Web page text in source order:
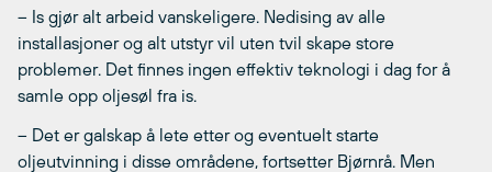
– Is gjør alt arbeid vanskeligere. Nedising av alle
installasjoner og alt utstyr vil uten tvil skape store
problemer. Det finnes ingen effektiv teknologi i dag for å
samle opp oljesøl fra is.
– Det er galskap å lete etter og eventuelt starte
oljeutvinning i disse områdene, fortsetter Bjørnrå. Men